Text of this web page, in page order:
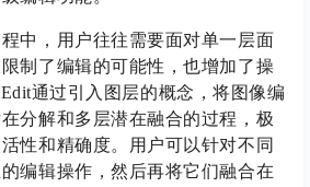
中，用户往往需要面对单一层面
制了编辑的可能性，也增加了操
通过引入图层的概念，将图像编
分解和多层潜在融合的过程，极
性和精确度。用户可以针对不同
编辑操作，然后再将它们融合在